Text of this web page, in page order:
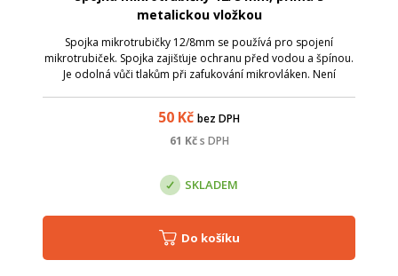
metalickou vložkou
Spojka mikrotrubičky 12/8mm se používá pro spojení
mikrotrubiček. Spojka zajišťuje ochranu před vodou a špínou.
Je odolná vůči tlakům při zafukování mikrovláken. Není
50 Kč bez DPH
61 Kč s DPH
SKLADEM
Do košíku